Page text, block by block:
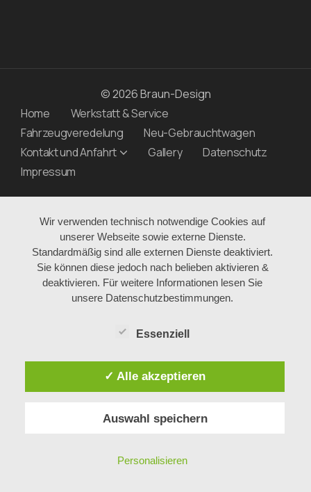
© 2026 Braun-Design
Home
Werkstatt & Service
Fahrzeugveredelung
Neu-Gebrauchtwagen
Kontakt und Anfahrt
Gallery
Datenschutz
Impressum
Wir verwenden technisch notwendige Cookies auf
unserer Webseite sowie externe Dienste.
Standardmäßig sind alle externen Dienste deaktiviert.
Sie können diese jedoch nach belieben aktivieren &
deaktivieren. Für weitere Informationen lesen Sie
unsere Datenschutzbestimmungen.
Essenziell
✓ Alle akzeptieren
Auswahl speichern
Personalisieren